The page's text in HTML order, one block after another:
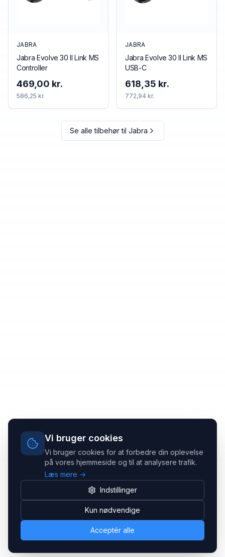
Vi bruger cookies
Vi bruger cookies for at forbedre din oplevelse
på vores hjemmeside og til at analysere trafik.
Læs mere →
Indstillinger
Kun nødvendige
Acceptér alle
JABRA
Jabra Evolve 30 II Link MS
Controller
469,00 kr.
586,25 kr.
JABRA
Jabra Evolve 30 II Link MS
USB-C
618,35 kr.
772,94 kr.
Se alle tilbehør til Jabra